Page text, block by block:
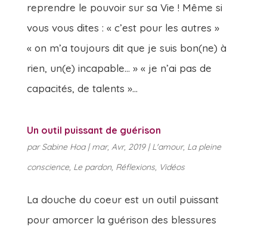
reprendre le pouvoir sur sa Vie ! Même si
vous vous dites : « c’est pour les autres »
« on m’a toujours dit que je suis bon(ne) à
rien, un(e) incapable… » « je n’ai pas de
capacités, de talents »...
Un outil puissant de guérison
parSabine Hoa|mar, Avr, 2019|L'amour, La pleine
conscience, Le pardon, Réflexions, Vidéos
La douche du coeur est un outil puissant
pour amorcer la guérison des blessures